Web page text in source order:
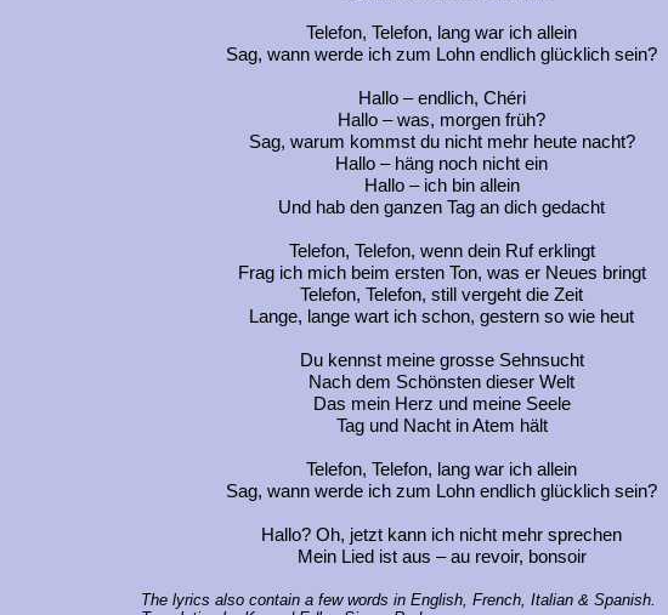
Telefon, Telefon, lang war ich allein
Sag, wann werde ich zum Lohn endlich glücklich sein?
Hallo – endlich, Chéri
Hallo – was, morgen früh?
Sag, warum kommst du nicht mehr heute nacht?
Hallo – häng noch nicht ein
Hallo – ich bin allein
Und hab den ganzen Tag an dich gedacht
Telefon, Telefon, wenn dein Ruf erklingt
Frag ich mich beim ersten Ton, was er Neues bringt
Telefon, Telefon, still vergeht die Zeit
Lange, lange wart ich schon, gestern so wie heut
Du kennst meine grosse Sehnsucht
Nach dem Schönsten dieser Welt
Das mein Herz und meine Seele
Tag und Nacht in Atem hält
Telefon, Telefon, lang war ich allein
Sag, wann werde ich zum Lohn endlich glücklich sein?
Hallo? Oh, jetzt kann ich nicht mehr sprechen
Mein Lied ist aus –au revoir, bonsoir
The lyrics also contain a few words in English, French, Italian & Spanish.